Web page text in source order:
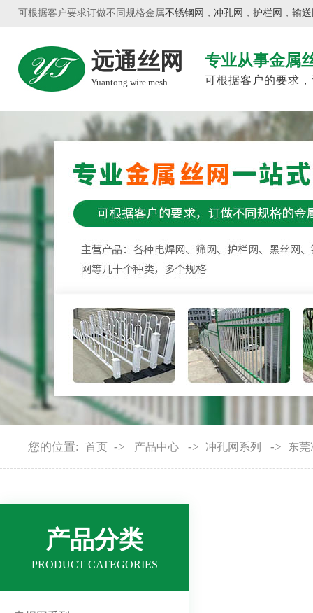
可根据客户要求订做不同规格金属不锈钢网 ， 冲孔网 ， 护栏网 ， 输
远通丝网
Yuantong wire mesh
专业从事金属
可根据客户的要求
您的位置: 首页 -> 产品中心 -> 冲孔网系列 -> 东莞
产品分类
PRODUCT CATEGORIES